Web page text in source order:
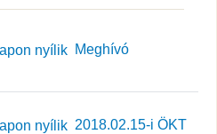
Meghívó
2018.02.15-i ÖKT